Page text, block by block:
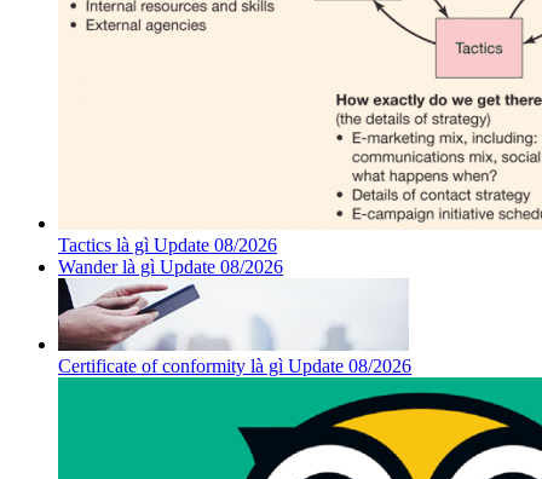
Tactics là gì Update 08/2026
Wander là gì Update 08/2026
Certificate of conformity là gì Update 08/2026